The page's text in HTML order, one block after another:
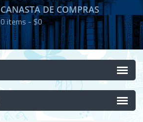
CANASTA DE COMPRAS
0items -$0